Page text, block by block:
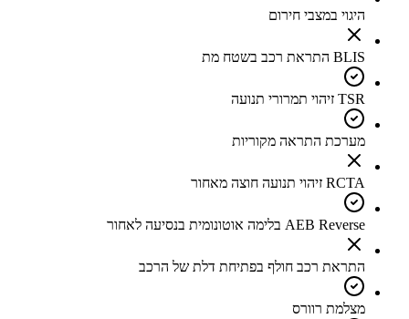
היגוי במצבי חירום
BLIS התראת רכב בשטח מת
TSR זיהוי תמרורי תנועה
מערכת התראה מקוריות
RCTA זיהוי תנועה חוצה מאחור
AEB Reverse בלימה אוטונומית בנסיעה לאחור
התראת רכב חולף בפתיחת דלת של הרכב
מצלמת רוורס